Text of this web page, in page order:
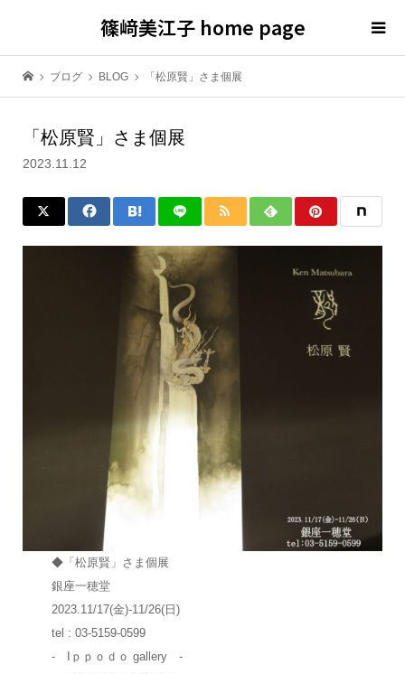
篠﨑美江子 home page
ブログ BLOG 「松原賢」さま個展
「松原賢」さま個展
2023.11.12
◆「松原賢」さま個展
銀座一穂堂
2023.11/17(金)-11/26(日)
tel : 03-5159-0599
- Iｐｐｏｄｏ gallery -